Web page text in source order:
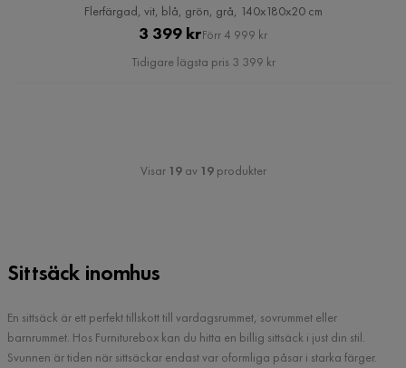
Flerfärgad, vit, blå, grön, grå, 140x180x20 cm
Pris
3 399 krOriginal
Pris
Förr 4 999 kr
Tidigare lägsta pris 3 399 kr
Visar 19av 19produkter
Sittsäck inomhus
En sittsäck är ett perfekt tillskott till vardagsrummet, sovrummet eller
barnrummet. Hos Furniturebox kan du hitta en billig sittsäck i just din stil.
Svunnen är tiden när sittsäckar endast var oformliga påsar i starka färger.